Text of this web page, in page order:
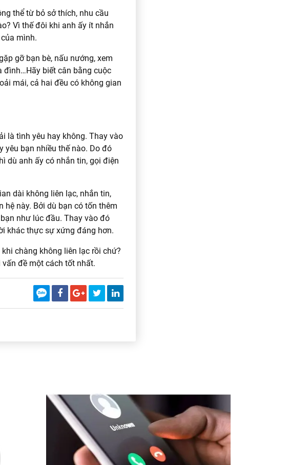
thể từ bỏ sở thích, nhu cầu
Vì thế đôi khi anh ấy ít nhắn
mình.
gỡ bạn bè, nấu nướng, xem
đình…Hãy biết cân bằng cuộc
mái, cả hai đều có không gian
là tình yêu hay không. Thay vào
bạn nhiều thế nào. Do đó
dù anh ấy có nhắn tin, gọi điện
dài không liên lạc, nhắn tin,
này. Bởi dù bạn có tốn thêm
như lúc đầu. Thay vào đó
khác thực sự xứng đáng hơn.
chàng không liên lạc rồi chứ?
đề một cách tốt nhất.